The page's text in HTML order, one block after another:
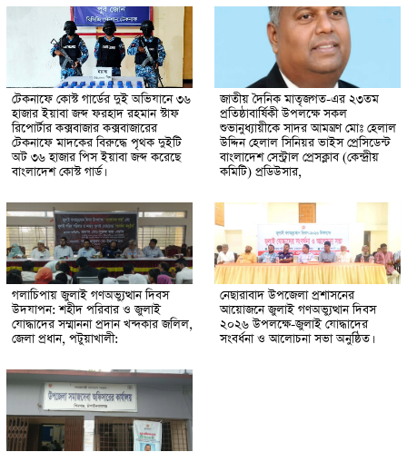
টেকনাফে কোস্ট গার্ডের দুই অভিযানে ৩৬
হাজার ইয়াবা জব্দ ফরহাদ রহমান স্টাফ
রিপোর্টার কক্সবাজার কক্সবাজারের
টেকনাফে মাদকের বিরুদ্ধে পৃথক দুইটি
অট ৩৬ হাজার পিস ইয়াবা জব্দ করেছে
বাংলাদেশ কোস্ট গার্ড।
জাতীয় দৈনিক মাতৃজগত-এর ২৩তম
প্রতিষ্ঠাবার্ষিকী উপলক্ষে সকল
শুভানুধ্যায়ীকে সাদর আমন্ত্রণ মোঃ হেলাল
উদ্দিন হেলাল সিনিয়র ভাইস প্রেসিডেন্ট
বাংলাদেশ সেন্ট্রাল প্রেসক্লাব (কেন্দ্রীয়
কমিটি) প্রডিউসার,
গলাচিপায় জুলাই গণঅভ্যুত্থান দিবস
উদযাপন: শহীদ পরিবার ও জুলাই
যোদ্ধাদের সম্মাননা প্রদান ​খন্দকার জলিল,
জেলা প্রধান, পটুয়াখালী:
নেছারাবাদ উপজেলা প্রশাসনের
আয়োজনে জুলাই গণঅভ্যুত্থান দিবস
২০২৬ উপলক্ষে-জুলাই যোদ্ধাদের
সংবর্ধনা ও আলোচনা সভা অনুষ্ঠিত।